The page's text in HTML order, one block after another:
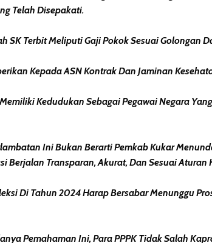
Telah Disepakati.
SK Terbit Meliputi Gaji Pokok Sesuai
Kepada ASN Kontrak Dan Jaminan
Kedudukan Sebagai Pegawai Negara
Ini Bukan Berarti Pemkab Kukar
Berjalan Transparan, Akurat, Dan Sesuai Aturan
Di Tahun 2024 Harap Bersabar Menunggu
Pemahaman Ini, Para PPPK Tidak Salah